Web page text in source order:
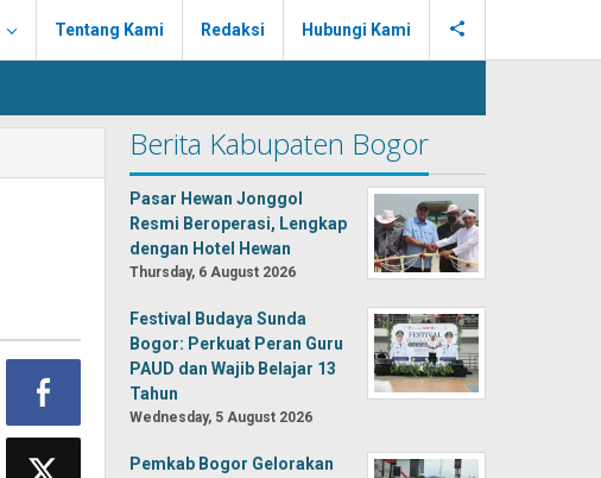
Tentang Kami Redaksi Hubungi Kami
Berita Kabupaten Bogor
Pasar Hewan Jonggol
Resmi Beroperasi, Lengkap
dengan Hotel Hewan
Thursday, 6 August 2026
Festival Budaya Sunda
Bogor: Perkuat Peran Guru
PAUD dan Wajib Belajar 13
Tahun
Wednesday, 5 August 2026
Pemkab Bogor Gelorakan